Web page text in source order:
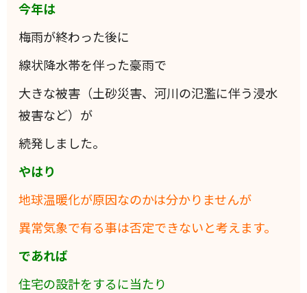
今年は
梅雨が終わった後に
線状降水帯を伴った豪雨で
大きな被害（土砂災害、河川の氾濫に伴う浸水
被害など）が
続発しました。
やはり
地球温暖化が原因なのかは分かりませんが
異常気象で有る事は否定できないと考えます。
であれば
住宅の設計をするに当たり